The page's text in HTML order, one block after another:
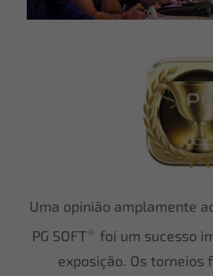
Uma opinião amplamente
PG SOFT® foi um sucesso
exposição. Os torneios